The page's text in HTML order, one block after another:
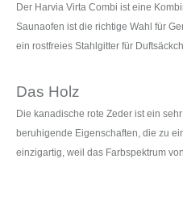
Der Harvia Virta Combi ist eine
Saunaofen ist die richtige Wahl für
ein rostfreies Stahlgitter für
Das Holz
Die kanadische rote Zeder ist ein
beruhigende Eigenschaften, die zu
einzigartig, weil das Farbspektrum